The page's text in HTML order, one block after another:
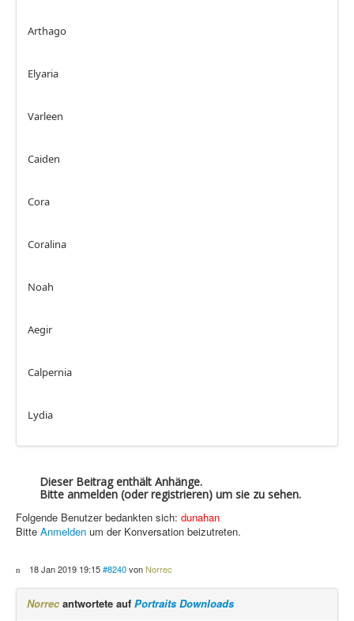
Arthago
Elyaria
Varleen
Caiden
Cora
Coralina
Noah
Aegir
Calpernia
Lydia
Dieser Beitrag enthält Anhänge.
Bitte anmelden (oder registrieren) um sie zu sehen.
Folgende Benutzer bedankten sich: dunahan
Bitte Anmelden um der Konversation beizutreten.
18 Jan 2019 19:15#8240vonNorrec
Norrecantwortete auf Portraits Downloads